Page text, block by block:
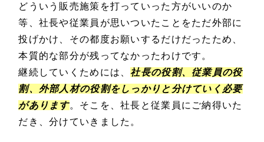
どういう販売施策を打っていった方がいいのか
等、社長や従業員が思いついたことをただ外部に
投げかけ、その都度お願いするだけだったため、
本質的な部分が残ってなかったわけです。
継続していくためには、社長の役割、従業員の役
割、外部人材の役割をしっかりと分けていく必要
があります。そこを、社長と従業員にご納得いた
だき、分けていきました。